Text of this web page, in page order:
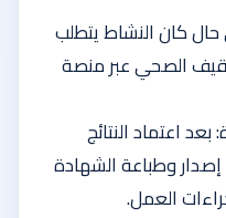
كان النشاط يتطلب
الصحي عبر منصة
اعتماد النتائج
وطباعة الشهادة
العمل.